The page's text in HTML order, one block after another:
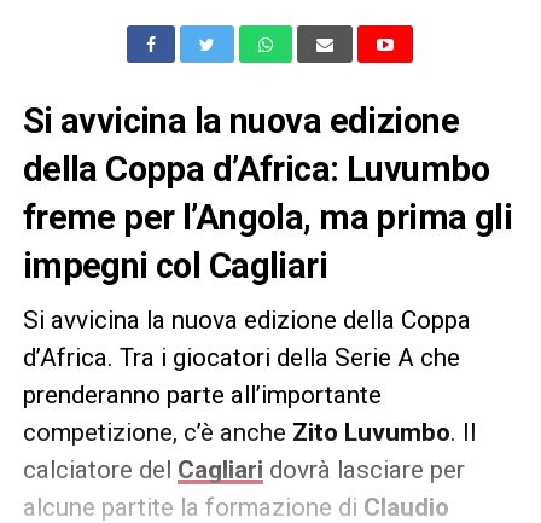
Si avvicina la nuova edizione
della Coppa d’Africa: Luvumbo
freme per l’Angola, ma prima gli
impegni col Cagliari
Si avvicina la nuova edizione della Coppa
d’Africa. Tra i giocatori della Serie A che
prenderanno parte all’importante
competizione, c’è anche Zito Luvumbo. Il
calciatore del Cagliari dovrà lasciare per
alcune partite la formazione di Claudio